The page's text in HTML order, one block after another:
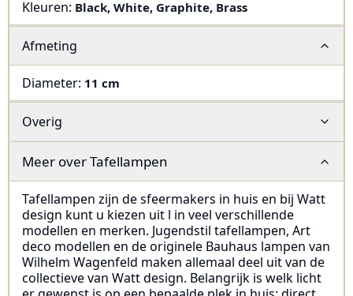
Kleuren: Black, White, Graphite, Brass
Afmeting
Diameter: 11 cm
Overig
Meer overTafellampen
Tafellampen zijn de sfeermakers in huis en bij Watt
design kunt u kiezen uit l in veel verschillende
modellen en merken. Jugendstil tafellampen, Art
deco modellen en de originele Bauhaus lampen van
Wilhelm Wagenfeld maken allemaal deel uit van de
collectieve van Watt design. Belangrijk is welk licht